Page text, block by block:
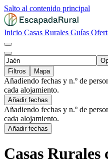
Salto al contenido principal
Inicio Casas Rurales Guías
Filtros
Mapa
Añadiendo fechas y n.º de
cada alojamiento.
Añadir fechas
Añadiendo fechas y n.º de
cada alojamiento.
Añadir fechas
Casas Rurales